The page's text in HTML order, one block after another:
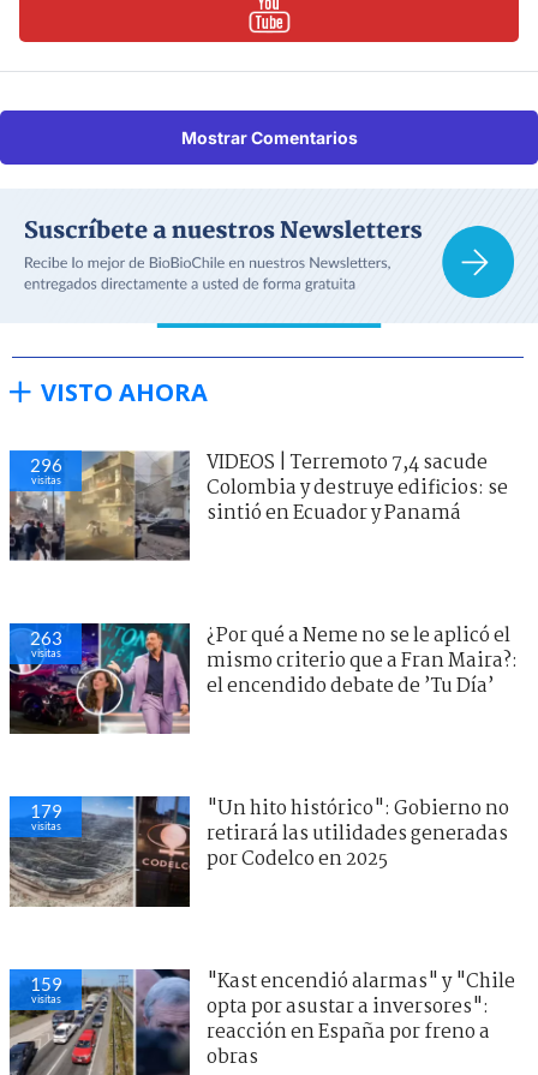
Mostrar Comentarios
VISTO AHORA
296
visitas
VIDEOS | Terremoto 7,4 sacude
Colombia y destruye edificios: se
sintió en Ecuador y Panamá
263
visitas
¿Por qué a Neme no se le aplicó el
mismo criterio que a Fran Maira?:
el encendido debate de ’Tu Día’
179
visitas
"Un hito histórico": Gobierno no
retirará las utilidades generadas
por Codelco en 2025
159
visitas
"Kast encendió alarmas" y "Chile
opta por asustar a inversores":
reacción en España por freno a
obras